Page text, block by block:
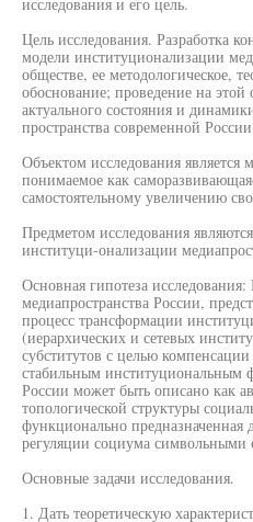
Цель исследования. Разработка
модели институционализации
обществе, ее методологическое,
обоснование; проведение на этой
актуального состояния и
пространства современной
Объектом исследования является
понимаемое как
самостоятельному увеличению
Предметом исследования
институци-онализации
Основная гипотеза
медиапространства России,
процесс трансформации
(иерархических и сетевых
субститутов с целью
стабильным институциональным
России может быть описано как
топологической структуры
функционально предназначенная
регуляции социума символьными
Основные задачи исследования.
1. Дать теоретическую